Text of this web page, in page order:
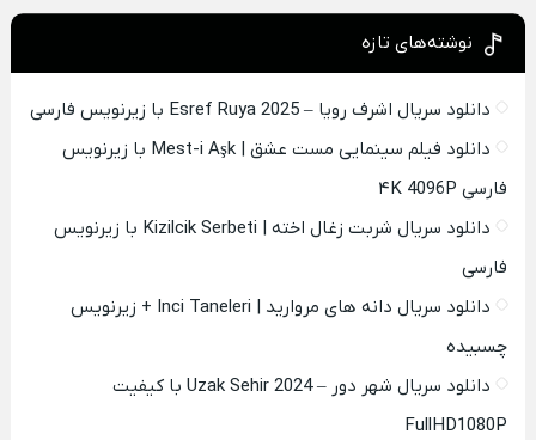
نوشته‌های تازه
دانلود سریال اشرف رویا – Esref Ruya 2025 با زیرنویس فارسی
دانلود فیلم سینمایی مست عشق | Mest-i Aşk با زیرنویس
فارسی ۴K 4096P
دانلود سریال شربت زغال اخته | Kizilcik Serbeti با زیرنویس
فارسی
دانلود سریال دانه های مروارید | Inci Taneleri + زیرنویس
چسبیده
دانلود سریال شهر دور – Uzak Sehir 2024 با کیفیت
FullHD1080P